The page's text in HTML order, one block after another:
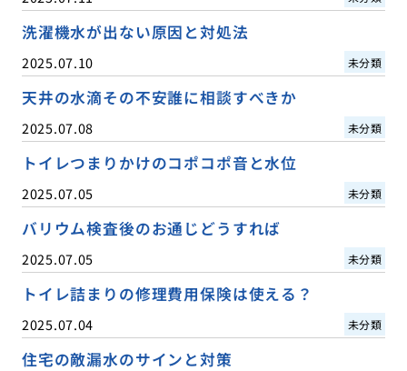
洗濯機水が出ない原因と対処法
2025.07.10 未分類
天井の水滴その不安誰に相談すべきか
2025.07.08 未分類
トイレつまりかけのコポコポ音と水位
2025.07.05 未分類
バリウム検査後のお通じどうすれば
2025.07.05 未分類
トイレ詰まりの修理費用保険は使える？
2025.07.04 未分類
住宅の敵漏水のサインと対策